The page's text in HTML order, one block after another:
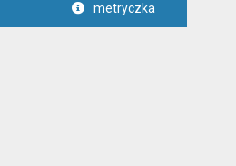
metryczka